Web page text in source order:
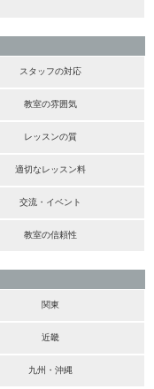
スタッフの対応
教室の雰囲気
レッスンの質
適切なレッスン料
交流・イベント
教室の信頼性
関東
近畿
九州・沖縄